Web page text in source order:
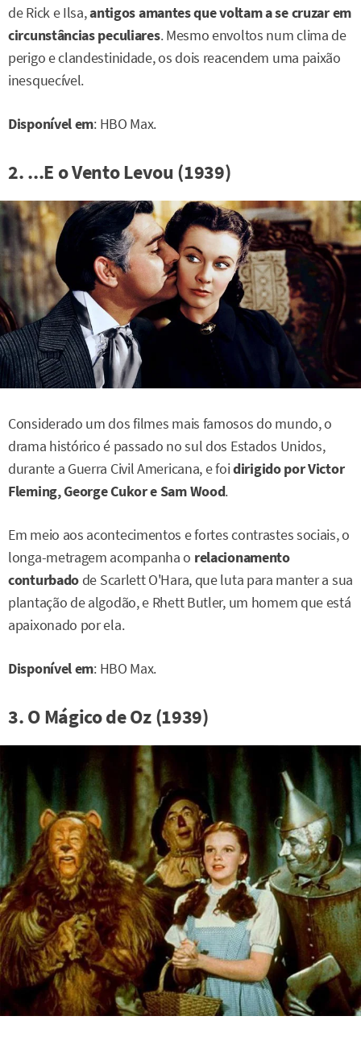
de Rick e Ilsa,antigos amantes que voltam a se cruzar em
circunstâncias peculiares. Mesmo envoltos num clima de
perigo e clandestinidade, os dois reacendem uma paixão
inesquecível.
Disponível em: HBO Max.
2. ...E o Vento Levou (1939)
Considerado um dos filmes mais famosos do mundo, o
drama histórico é passado no sul dos Estados Unidos,
durante a Guerra Civil Americana, e foidirigido por Victor
Fleming, George Cukor e Sam Wood.
Em meio aos acontecimentos e fortes contrastes sociais, o
longa-metragem acompanha o relacionamento
conturbadode Scarlett O'Hara, que luta para manter a sua
plantação de algodão, e Rhett Butler, um homem que está
apaixonado por ela.
Disponível em: HBO Max.
3. O Mágico de Oz (1939)